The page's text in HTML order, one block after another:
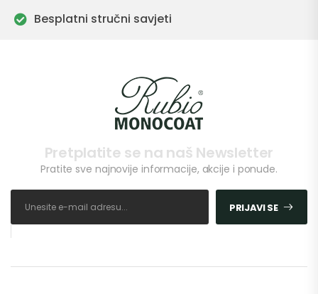
Besplatni stručni savjeti
Pretplatite se na naš Newsletter
Pratite sve najnovije informacije, akcije i ponude.
PRIJAVI SE